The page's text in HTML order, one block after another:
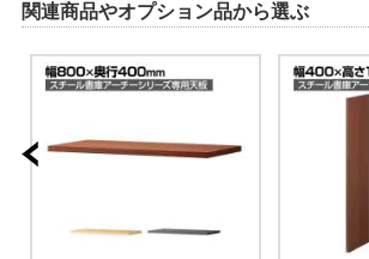
関連商品やオプション品から選ぶ